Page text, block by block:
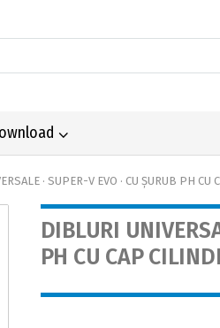
· SUPER-V EVO · CU ȘURUB PH CU
DIBLURI
PH CU CAP